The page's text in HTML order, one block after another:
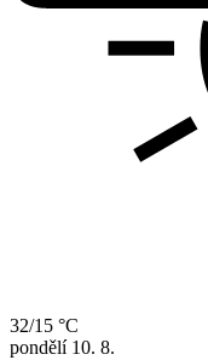
32/15 °C
pondělí 10. 8.